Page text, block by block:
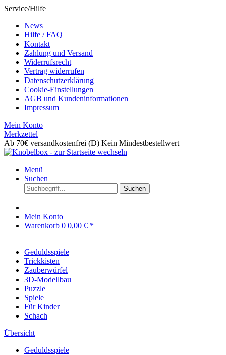
Service/Hilfe
News
Hilfe / FAQ
Kontakt
Zahlung und Versand
Widerrufsrecht
Vertrag widerrufen
Datenschutzerklärung
Cookie-Einstellungen
AGB und Kundeninformationen
Impressum
Mein Konto
Merkzettel
Ab 70€ versandkostenfrei (D) Kein Mindestbestellwert
Menü
Suchen
Suchen
Mein Konto
Warenkorb 0 0,00 € *
Geduldsspiele
Trickkisten
Zauberwürfel
3D-Modellbau
Puzzle
Spiele
Für Kinder
Schach
Übersicht
Geduldsspiele